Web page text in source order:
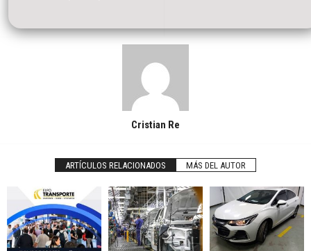
Cristian Re
ARTÍCULOS RELACIONADOS MÁS DEL AUTOR